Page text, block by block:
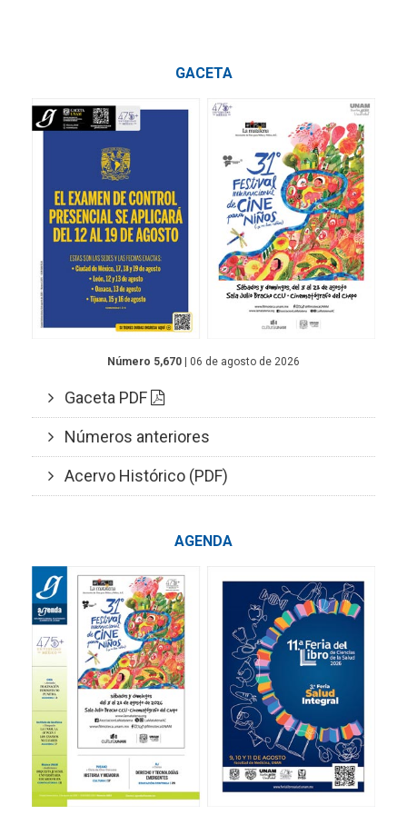
GACETA
Número 5,670 | 06 de agosto de 2026
Gaceta PDF
Números anteriores
Acervo Histórico (PDF)
AGENDA